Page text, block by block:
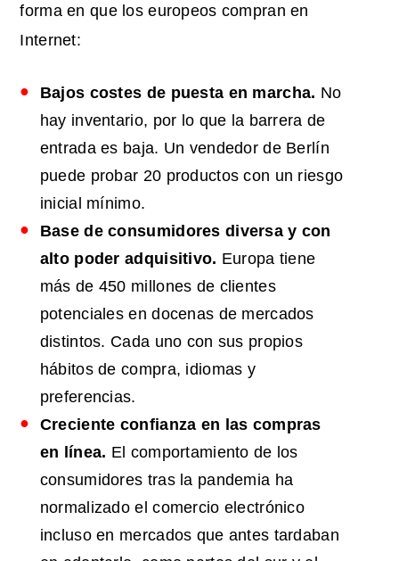
forma en que los europeos compran en
Internet:
Bajos costes de puesta en marcha. No
hay inventario, por lo que la barrera de
entrada es baja. Un vendedor de Berlín
puede probar 20 productos con un riesgo
inicial mínimo.
Base de consumidores diversa y con
alto poder adquisitivo. Europa tiene
más de 450 millones de clientes
potenciales en docenas de mercados
distintos. Cada uno con sus propios
hábitos de compra, idiomas y
preferencias.
Creciente confianza en las compras
en línea. El comportamiento de los
consumidores tras la pandemia ha
normalizado el comercio electrónico
incluso en mercados que antes tardaban